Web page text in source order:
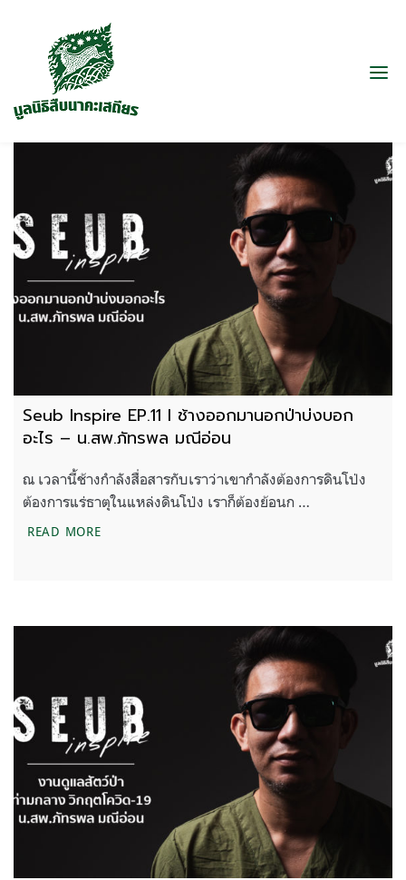
Seub Inspire EP.11 l ช้างออกมานอกป่าบ่งบอก
อะไร – น.สพ.ภัทรพล มณีอ่อน
ณ เวลานี้ช้างกำลังสื่อสารกับเราว่าเขากำลังต้องการดินโป่ง
ต้องการแร่ธาตุในแหล่งดินโป่ง เราก็ต้องย้อนก …
READ MORESEUB INSPIRE EP.11 L ช้างออกมานอกป่าบ่งบอก